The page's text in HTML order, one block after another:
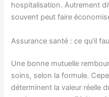
hospitalisation. Autrement
souvent peut faire
Assurance santé : ce qu’il
Une bonne mutuelle
soins, selon la formule.
déterminent la valeur réelle